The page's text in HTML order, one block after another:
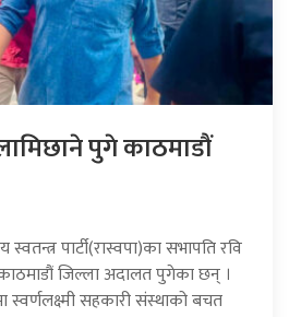
पुगे काठमाडौं
स्वतन्त्र पार्टी(रास्वपा)का सभापति रवि
जिल्ला अदालत पुगेका छन् ।
स्वर्णलक्ष्मी सहकारी संस्थाको बचत